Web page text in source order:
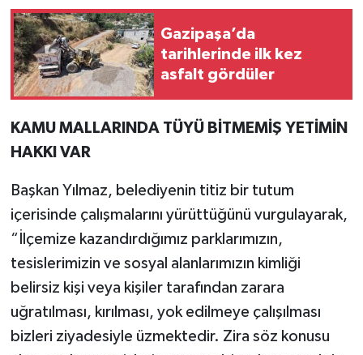
Gazipaşa’da
tarihlerinde ilk kez
asfalt gördüler
KAMU MALLARINDA TÜYÜ BİTMEMİŞ YETİMİN
HAKKI VAR
Başkan Yılmaz, belediyenin titiz bir tutum
içerisinde çalışmalarını yürüttüğünü vurgulayarak,
“İlçemize kazandırdığımız parklarımızın,
tesislerimizin ve sosyal alanlarımızın kimliği
belirsiz kişi veya kişiler tarafından zarara
uğratılması, kırılması, yok edilmeye çalışılması
bizleri ziyadesiyle üzmektedir. Zira söz konusu